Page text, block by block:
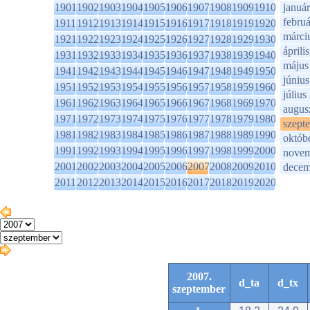
1901190219031904190519061907190819091910
1911191219131914191519161917191819191920
1921192219231924192519261927192819291930
1931193219331934193519361937193819391940
1941194219431944194519461947194819491950
1951195219531954195519561957195819591960
1961196219631964196519661967196819691970
1971197219731974197519761977197819791980
1981198219831984198519861987198819891990
1991199219931994199519961997199819992000
2001200220032004200520062007200820092010
2011201220132014201520162017201820192020
január
április
május
június
július
2007.
szeptember
d_ta d_tx